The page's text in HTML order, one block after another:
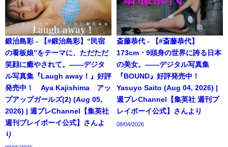
鍛治島彩 - 【#鍛治島彩】“民宿
の看板娘”をテーマに、ただただ
笑顔に癒やされて。――デジタ
ル写真集『Laugh away！』好評
発売中！ Aya Kajishima アッ
プアップガールズ(2) (Aug 05,
2026) | 週プレChannel【集英社
週刊プレイボーイ公式】さんよ
り
斎藤恭代 - 【#斎藤恭代】
173cm・9頭身の世界に誇る日本
の美女。――デジタル写真集
『BOUND』好評発売中！
Yasuyo Saito (Aug 04, 2026) |
週プレChannel【集英社 週刊プ
レイボーイ公式】さんより
08/04/2026